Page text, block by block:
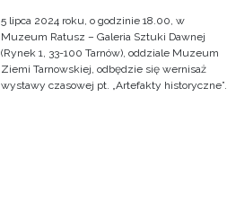
5 lipca 2024 roku, o godzinie 18.00, w
Muzeum Ratusz – Galeria Sztuki Dawnej
(Rynek 1, 33-100 Tarnów), oddziale Muzeum
Ziemi Tarnowskiej, odbędzie się wernisaż
wystawy czasowej pt. „Artefakty historyczne”.